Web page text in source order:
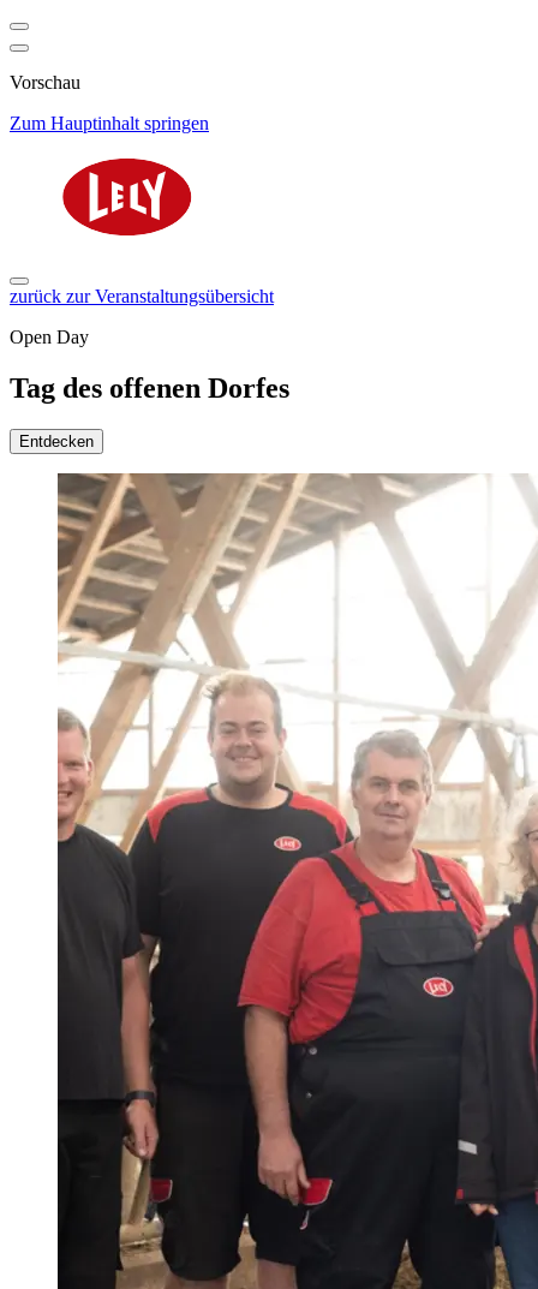
Vorschau
Zum Hauptinhalt springen
zurück zur Veranstaltungsübersicht
Open Day
Tag des offenen Dorfes
Entdecken